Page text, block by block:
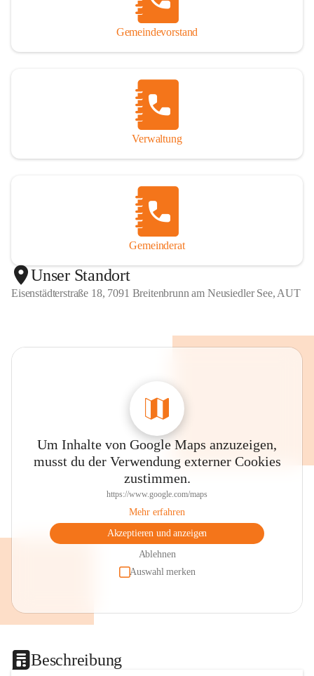
Gemeindevorstand
Verwaltung
Gemeinderat
Unser Standort
Eisenstädterstraße 18, 7091 Breitenbrunn am Neusiedler See, AUT
Um Inhalte von Google Maps anzuzeigen,
musst du der Verwendung externer Cookies
zustimmen.
https://www.google.com/maps
Mehr erfahren
Akzeptieren und anzeigen
Ablehnen
Auswahl merken
Beschreibung